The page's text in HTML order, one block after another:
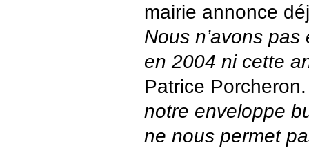
mairie annonce
Nous n’avons
en 2004 ni cette
Patrice
notre enveloppe
ne nous permet